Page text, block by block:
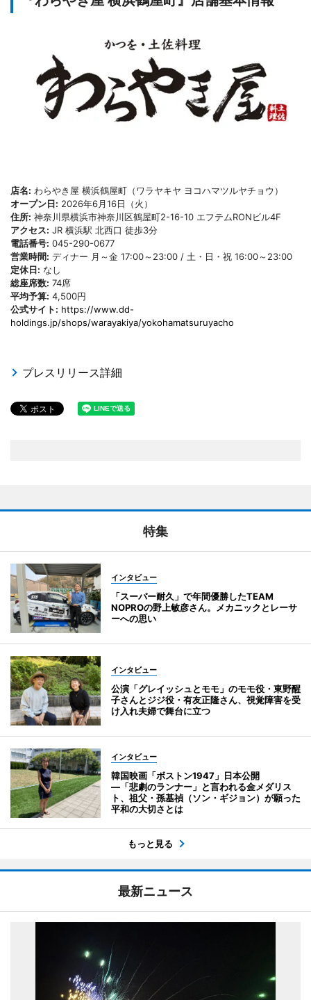
店名: わらやき屋 横浜鶴屋町（ワラヤキヤ ヨコハマツルヤチョウ）
オープン日: 2026年6月16日（火）
住所: 神奈川県横浜市神奈川区鶴屋町2-16-10 エフテムRONビル4F
アクセス: JR 横浜駅 北西口 徒歩3分
電話番号: 045-290-0677
営業時間: ディナー 月～金 17:00～23:00 / 土・日・祝 16:00～23:00
定休日: なし
総座席数: 74席
平均予算: 4,500円
公式サイト: https://www.dd-
holdings.jp/shops/warayakiya/yokohamatsuruyacho
プレスリリース詳細
特集
インタビュー
「スーパー耐久」で年間優勝したTEAM
NOPROの野上敏彦さん。メカニックとレーサ
ーへの思い
インタビュー
公演「グレイッシュとモモ」のモモ役・東野醒
子さんとジジ役・有友正隆さん、視覚障害を受
け入れ夫婦で舞台に立つ
インタビュー
韓国映画「ボストン1947」日本公開
―「悲劇のランナー」と言われる金メダリス
ト、祖父・孫基禎（ソン・ギジョン）が願った
平和の大切さとは
もっと見る
最新ニュース